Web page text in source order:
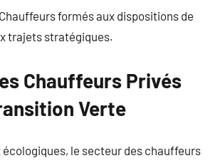
formés aux dispositions de
trajets stratégiques.
Chauffeurs Privés
Verte
écologiques, le secteur des chauffeurs